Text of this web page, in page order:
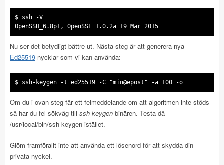
$ ssh -V
OpenSSH_6.8p1, OpenSSL 1.0.2a 19 Mar 2015
Nu ser det betydligt bättre ut. Nästa steg är att generera nya
Ed25519 nycklar som vi kan använda:
$ ssh-keygen -t ed25519 -C "min@epost" -a 100 -o
Om du i ovan steg får ett felmeddelande om att algoritmen inte stöds
så har du fel sökväg till ssh-keygen binären. Testa då
/usr/local/bin/ssh-keygen istället.
Glöm framförallt inte att använda ett lösenord för att skydda din
privata nyckel.